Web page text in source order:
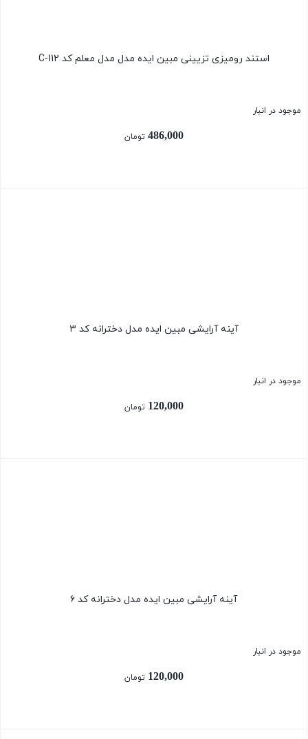
استند رومیزی تزیینی مبین ایده مدل مدل معلم کد C-112
موجود در انبار
486,000 تومان
آینه آرایشی مبین ایده مدل دخترانه کد ۳
موجود در انبار
120,000 تومان
آینه آرایشی مبین ایده مدل دخترانه کد ۶
موجود در انبار
120,000 تومان